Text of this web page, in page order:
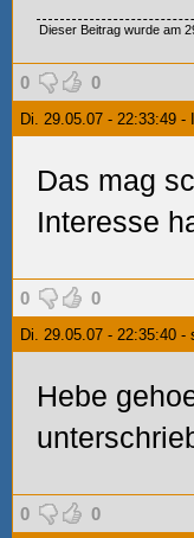
Dieser Beitrag wurde am
0 0
Di. 29.05.07 - 22:33:49 -
Das mag
Interesse
0 0
Di. 29.05.07 - 22:35:40 -
Hebe
0 0